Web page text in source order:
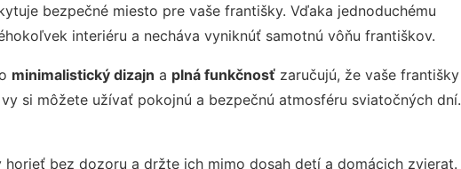
bezpečné miesto pre vaše františky. Vďaka jednoduchému
interiéru a necháva vyniknúť samotnú vôňu františkov.
minimalistický dizajn a plná funkčnosť zaručujú, že vaše františky
si môžete užívať pokojnú a bezpečnú atmosféru sviatočných dní.
horieť bez dozoru a držte ich mimo dosah detí a domácich zvierat.